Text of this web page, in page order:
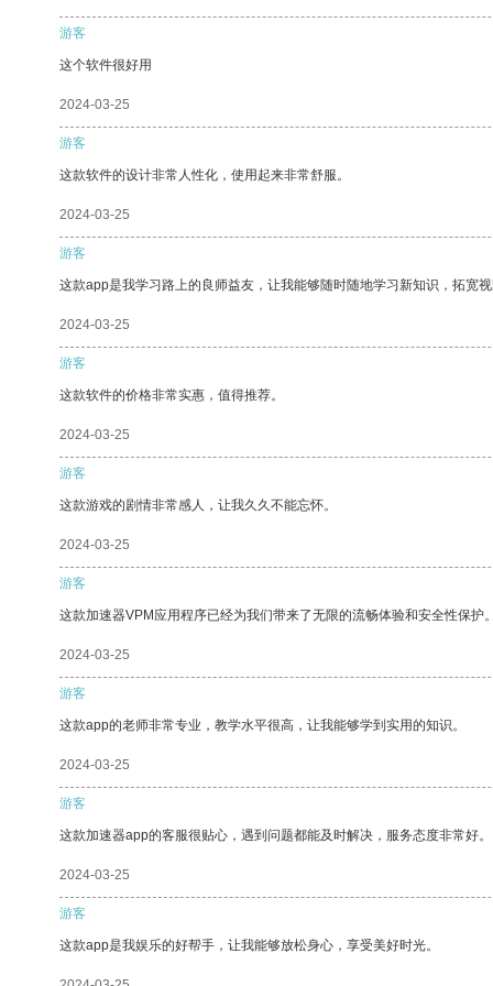
游客
这个软件很好用
2024-03-25
游客
这款软件的设计非常人性化，使用起来非常舒服。
2024-03-25
游客
这款app是我学习路上的良师益友，让我能够随时随地学习新知识，拓宽
2024-03-25
游客
这款软件的价格非常实惠，值得推荐。
2024-03-25
游客
这款游戏的剧情非常感人，让我久久不能忘怀。
2024-03-25
游客
这款加速器VPM应用程序已经为我们带来了无限的流畅体验和安全性保护
2024-03-25
游客
这款app的老师非常专业，教学水平很高，让我能够学到实用的知识。
2024-03-25
游客
这款加速器app的客服很贴心，遇到问题都能及时解决，服务态度非常好。
2024-03-25
游客
这款app是我娱乐的好帮手，让我能够放松身心，享受美好时光。